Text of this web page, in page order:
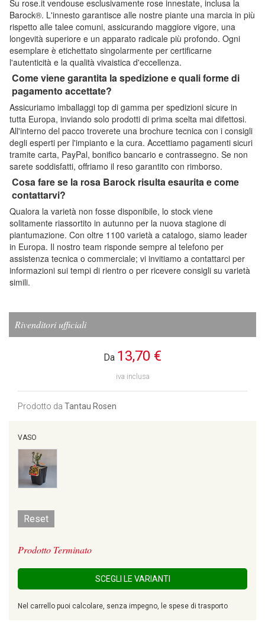
Su rose.it vendouse esclusivamente rose innestate, inclusa la
Barock®. L'innesto garantisce alle nostre piante una marcia in più
rispetto alle talee comuni, assicurando maggiore vigore, una
longevità superiore e un apparato radicale più profondo. Ogni
esemplare è etichettato singolarmente per certificarne
l'autenticità e la qualità vivaistica d'eccellenza.
Come viene garantita la spedizione e quali forme di
pagamento accettate?
Assicuriamo imballaggi top di gamma per spedizioni sicure in
tutta Europa, inviando solo prodotti di prima scelta mai difettosi.
All'interno del pacco troverete una brochure tecnica con i consigli
degli esperti per l'impianto e la cura. Accettiamo pagamenti sicuri
tramite carta, PayPal, bonifico bancario e contrassegno. Se non
sarete soddisfatti, offriamo il reso garantito con rimborso.
Cosa fare se la rosa Barock risulta esaurita e come
contattarvi?
Qualora la varietà non fosse disponibile, lo stock viene
solitamente riassortito in autunno per la nuova stagione di
piantumazione. Con oltre 1100 varietà a catalogo, siamo leader
in Europa. Il nostro team risponde sempre al telefono per
assistenza tecnica o commerciale; vi invitiamo a contattarci per
informazioni sui tempi di rientro o per ricevere consigli su varietà
simili.
Rivenditori ufficiali
Da 13,70 €
iva inclusa
Prodotto da Tantau Rosen
VASO
Reset
Prodotto Terminato
SCEGLI LE VARIANTI
Nel carrello puoi calcolare, senza impegno, le spese di trasporto